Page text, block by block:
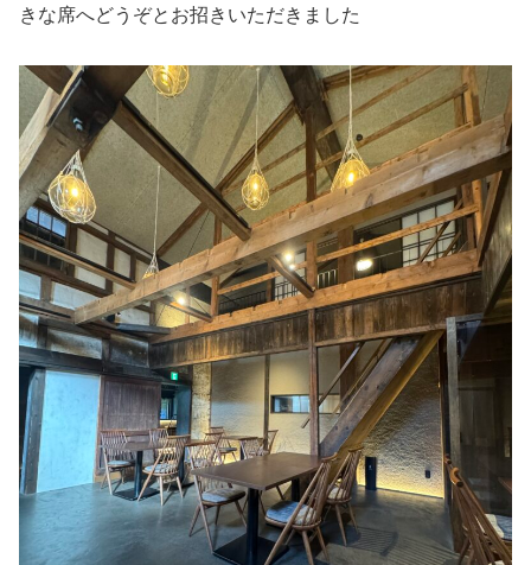
きな席へどうぞとお招きいただきました